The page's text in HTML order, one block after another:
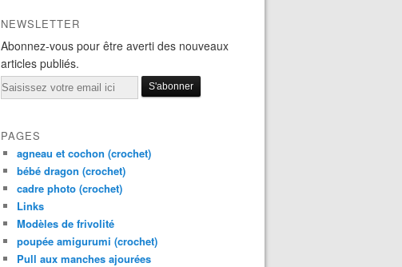
NEWSLETTER
Abonnez-vous pour être averti des nouveaux
articles publiés.
Email
PAGES
agneau et cochon (crochet)
bébé dragon (crochet)
cadre photo (crochet)
Links
Modèles de frivolité
poupée amigurumi (crochet)
Pull aux manches ajourées